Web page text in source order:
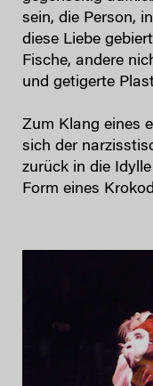
sein, die Person,
diese Liebe
Fische, andere
und getigerte
Zum Klang eines
sich der
zurück in die
Form eines